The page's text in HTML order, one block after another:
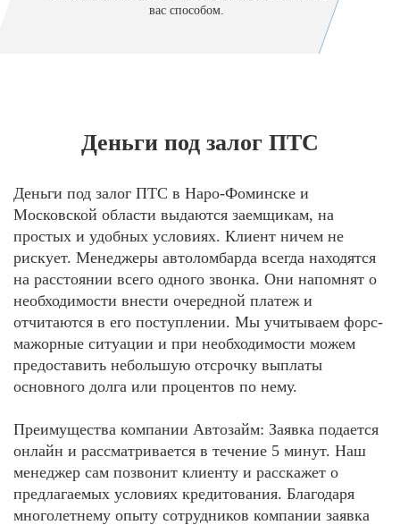
вас способом.
Деньги под залог ПТС
Деньги под залог ПТС в Наро-Фоминске и
Московской области выдаются заемщикам, на
простых и удобных условиях. Клиент ничем не
рискует. Менеджеры автоломбарда всегда находятся
на расстоянии всего одного звонка. Они напомнят о
необходимости внести очередной платеж и
отчитаются в его поступлении. Мы учитываем форс-
мажорные ситуации и при необходимости можем
предоставить небольшую отсрочку выплаты
основного долга или процентов по нему.
Преимущества компании Автозайм: Заявка подается
онлайн и рассматривается в течение 5 минут. Наш
менеджер сам позвонит клиенту и расскажет о
предлагаемых условиях кредитования. Благодаря
многолетнему опыту сотрудников компании заявка